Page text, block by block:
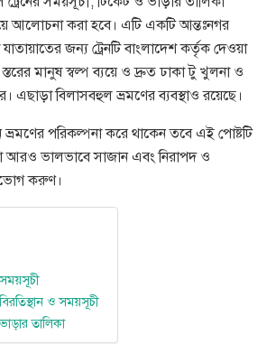
আলোচনা করা হবে। এটি একটি আন্তঃনগর
জন্য ট্রেনটি বাংলাদেশ কর্তৃক দেওয়া
মানুষ স্বল্প ব্যয়ে ও দ্রুত ঢাকা টু খুলনা ও
এছাড়া বিলাসবহুল ভ্রমণের ব্যবস্থাও রয়েছে।
পরিকল্পনা করে থাকেন তবে এই পোষ্টটি
ভালভাবে সাজান এবং নিরাপদ ও
করুণ।
সময়সূচী
বিরতিস্থান ও সময়সূচী
তালিকা